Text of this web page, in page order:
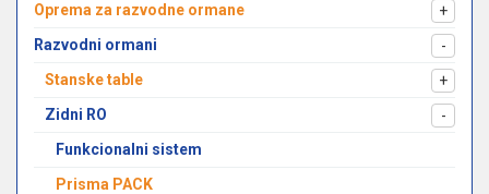
Oprema za razvodne ormane
+
Razvodni ormani
-
Stanske table
+
Zidni RO
-
Funkcionalni sistem
Prisma PACK